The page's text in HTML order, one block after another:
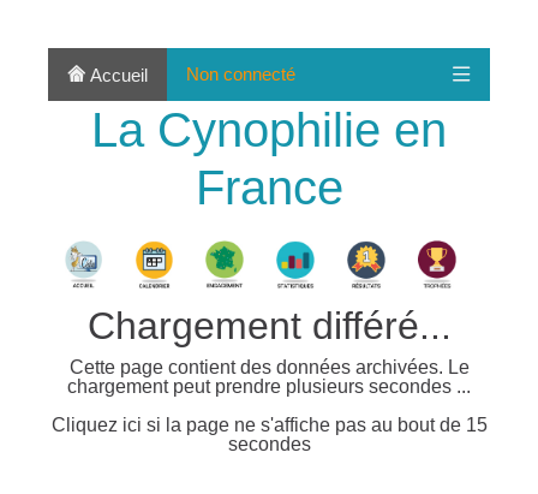
Accueil Non connecté
La Cynophilie en
France
Chargement différé...
Cette page contient des données archivées. Le
chargement peut prendre plusieurs secondes ...
Cliquez ici si la page ne s'affiche pas au bout de 15
secondes